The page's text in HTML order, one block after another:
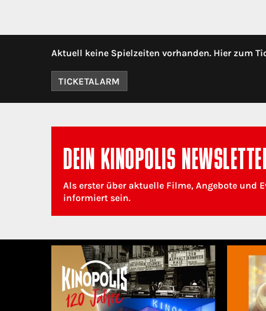
Aktuell keine Spielzeiten vorhanden. Hier zum
TICKETALARM
DEIN KINOPOLIS
Als erster über aktuelle Filme, Angebote und
informiert sein.